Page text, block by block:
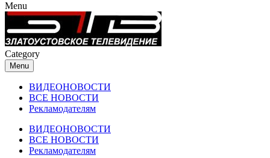
Menu
Category
Menu
ВИДЕОНОВОСТИ
ВСЕ НОВОСТИ
Рекламодателям
ВИДЕОНОВОСТИ
ВСЕ НОВОСТИ
Рекламодателям